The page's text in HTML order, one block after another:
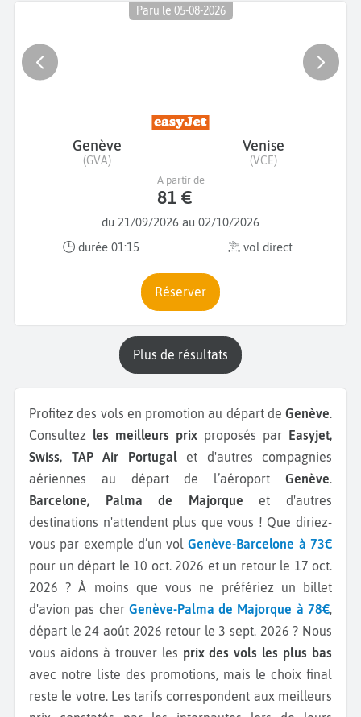
Paru le 05-08-2026
Genève
(GVA)
Venise
(VCE)
du 21/09/2026 au 02/10/2026
durée 01:15
vol direct
A partir de
81 €
Réserver
plus de résultats
Profitez des vols en promotion au départ de Genève.
Consultez les meilleurs prix proposés par Easyjet,
Swiss, TAP Air Portugal et d'autres compagnies
aériennes au départ de l’aéroport Genève.
Barcelone, Palma de Majorque et d'autres
destinations n'attendent plus que vous ! Que diriez-
vous par exemple d’un volGenève-Barcelone à 73€
pour un départ le 10 oct. 2026 et un retour le 17 oct.
2026 ? À moins que vous ne préfériez un billet
d'avion pas cher Genève-Palma de Majorque à 78€,
départ le 24 août 2026 retour le 3 sept. 2026 ? Nous
vous aidons à trouver les prix des vols les plus bas
avec notre liste des promotions, mais le choix final
reste le votre. Les tarifs correspondent aux meilleurs